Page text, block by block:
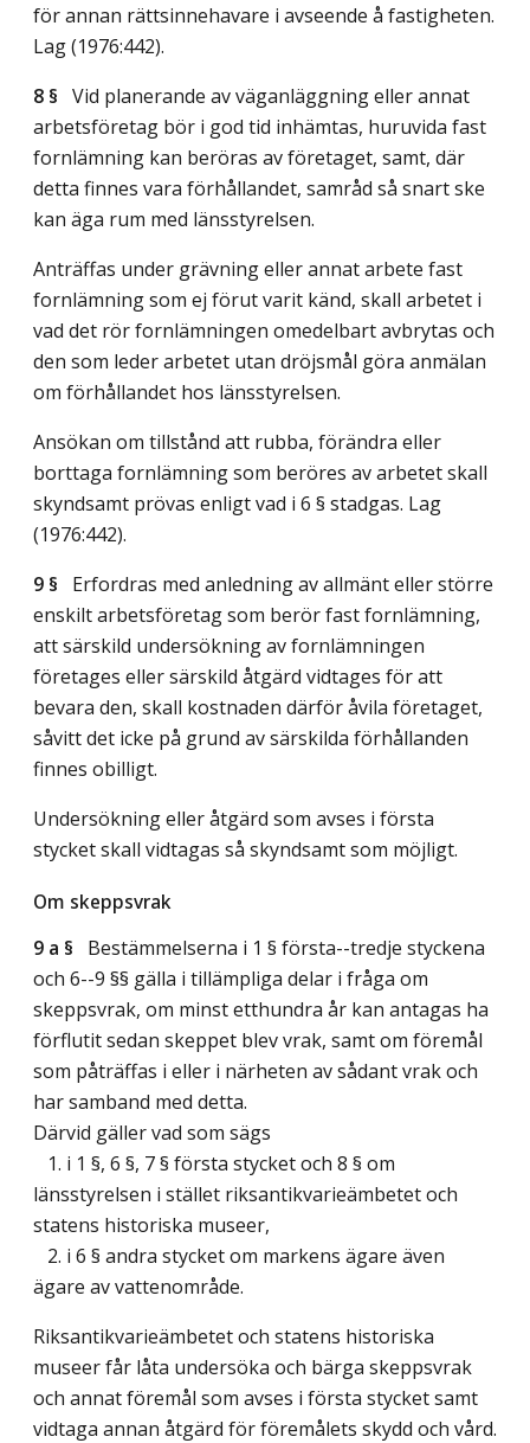
för annan rättsinnehavare i avseende å fastigheten.
Lag (1976:442).
8 § Vid planerande av väganläggning eller annat
arbetsföretag bör i god tid inhämtas, huruvida fast
fornlämning kan beröras av företaget, samt, där
detta finnes vara förhållandet, samråd så snart ske
kan äga rum med länsstyrelsen.
Anträffas under grävning eller annat arbete fast
fornlämning som ej förut varit känd, skall arbetet i
vad det rör fornlämningen omedelbart avbrytas och
den som leder arbetet utan dröjsmål göra anmälan
om förhållandet hos länsstyrelsen.
Ansökan om tillstånd att rubba, förändra eller
borttaga fornlämning som beröres av arbetet skall
skyndsamt prövas enligt vad i 6 § stadgas. Lag
(1976:442).
9 § Erfordras med anledning av allmänt eller större
enskilt arbetsföretag som berör fast fornlämning,
att särskild undersökning av fornlämningen
företages eller särskild åtgärd vidtages för att
bevara den, skall kostnaden därför åvila företaget,
såvitt det icke på grund av särskilda förhållanden
finnes obilligt.
Undersökning eller åtgärd som avses i första
stycket skall vidtagas så skyndsamt som möjligt.
Om skeppsvrak
9 a § Bestämmelserna i 1 § första--tredje styckena
och 6--9 §§ gälla i tillämpliga delar i fråga om
skeppsvrak, om minst etthundra år kan antagas ha
förflutit sedan skeppet blev vrak, samt om föremål
som påträffas i eller i närheten av sådant vrak och
har samband med detta.
Därvid gäller vad som sägs
1. i 1 §, 6 §, 7 § första stycket och 8 § om
länsstyrelsen i stället riksantikvarieämbetet och
statens historiska museer,
2. i 6 § andra stycket om markens ägare även
ägare av vattenområde.
Riksantikvarieämbetet och statens historiska
museer får låta undersöka och bärga skeppsvrak
och annat föremål som avses i första stycket samt
vidtaga annan åtgärd för föremålets skydd och vård.